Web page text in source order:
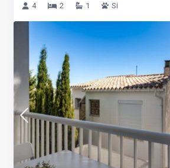
4 2 1 Si